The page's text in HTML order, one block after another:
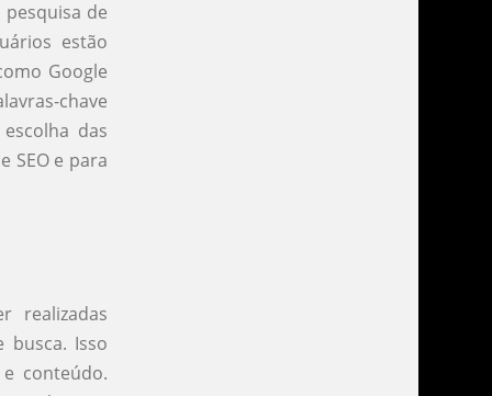
de
estão
Google
chave
das
SEO e para
realizadas
Isso
conteúdo.